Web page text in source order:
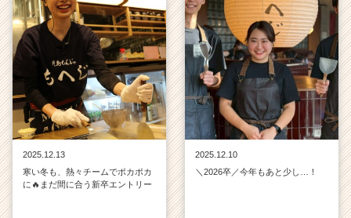
ス
カ
ウ
ト
が
届
く
就
活
イ
ト
2025.12.13
寒い冬も、熱々チームでポカポカ
に🔥まだ間に合う新卒エントリー
2025.12.10
＼2026卒／今年もあと少し…！